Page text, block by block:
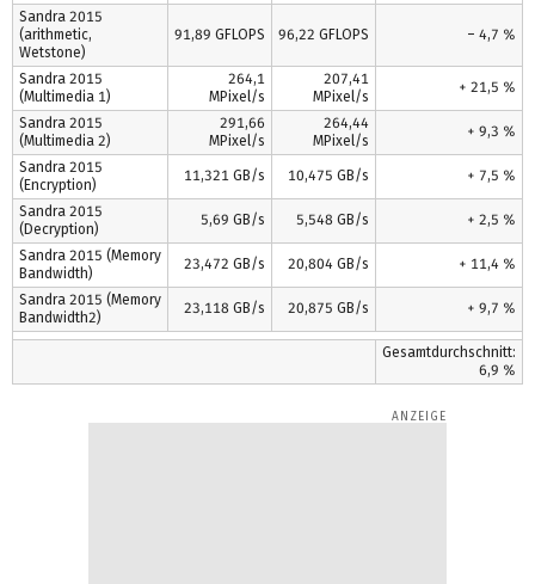
Sandra 2015
(arithmetic,
Wetstone)
91,89 GFLOPS 96,22 GFLOPS – 4,7 %
Sandra 2015
(Multimedia 1)
264,1
MPixel/s
207,41
MPixel/s
+ 21,5 %
Sandra 2015
(Multimedia 2)
291,66
MPixel/s
264,44
MPixel/s
+ 9,3 %
Sandra 2015
(Encryption)
11,321 GB/s 10,475 GB/s + 7,5 %
Sandra 2015
(Decryption)
5,69 GB/s 5,548 GB/s + 2,5 %
Sandra 2015 (Memory
Bandwidth)
23,472 GB/s 20,804 GB/s + 11,4 %
Sandra 2015 (Memory
Bandwidth2)
23,118 GB/s 20,875 GB/s + 9,7 %
Gesamtdurchschnitt:
6,9 %